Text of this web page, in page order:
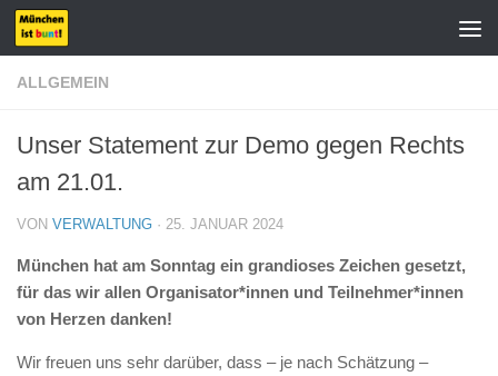
Zum Inhalt springen
ALLGEMEIN
Unser Statement zur Demo gegen Rechts
am 21.01.
VON VERWALTUNG · 25. JANUAR 2024
München hat am Sonntag ein grandioses Zeichen gesetzt,
für das wir allen Organisator*innen und Teilnehmer*innen
von Herzen danken!
Wir freuen uns sehr darüber, dass – je nach Schätzung –